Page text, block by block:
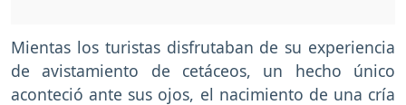
Mientas los turistas disfrutaban de su experiencia
de avistamiento de cetáceos, un hecho único
aconteció ante sus ojos, el nacimiento de una cría